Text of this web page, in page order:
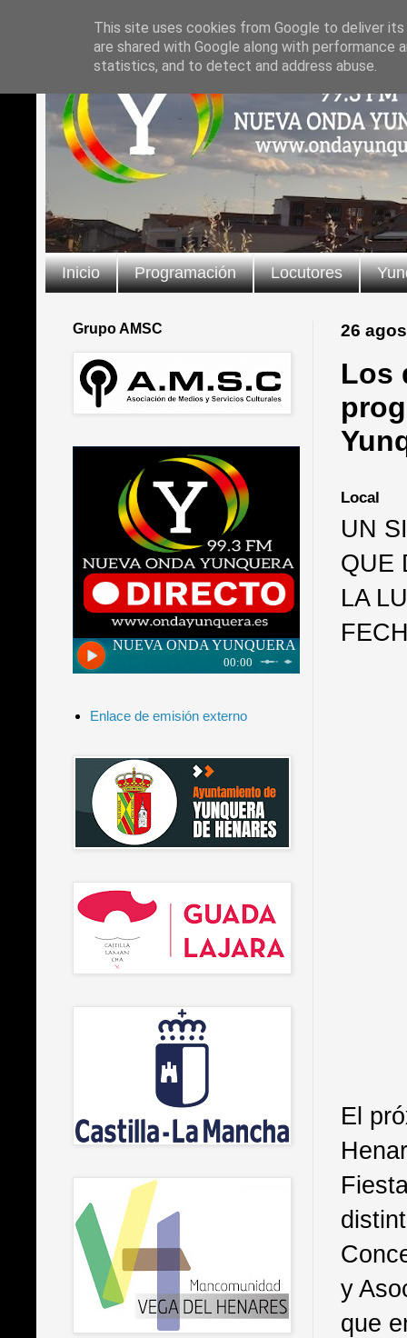
Inicio Programación Locutores
26
Los
Local
UN
QUE
LA
El
y
que
Grupo AMSC
Enlace de emisión externo
This site uses cookies from Google to deliver
are shared with Google along with
statistics, and to detect and address abuse.